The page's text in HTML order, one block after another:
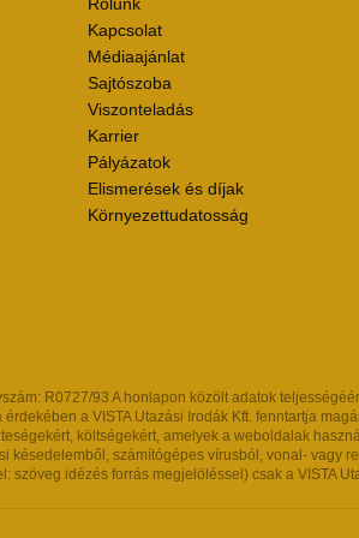
Kapcsolat
Médiaajánlat
Sajtószoba
Viszonteladás
Karrier
Pályázatok
Elismerések és díjak
Környezettudatosság
R0727/93 A honlapon közölt adatok
a VISTA Utazási Irodák Kft. fenntartja
költségekért, amelyek a weboldalak
számítógépes vírusból, vonal- vagy
idézés forrás megjelöléssel) csak a VISTA